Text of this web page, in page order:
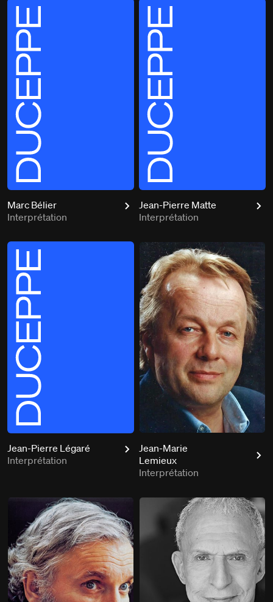
Marc Bélier
Interprétation
Jean-Pierre Matte
Interprétation
Jean-Pierre Légaré
Interprétation
Jean-Marie
Lemieux
Interprétation